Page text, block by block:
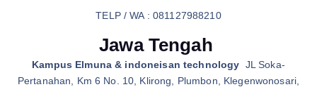
TELP / WA : 081127988210
Jawa Tengah
Kampus Elmuna & indoneisan technology JL Soka-
Pertanahan, Km 6 No. 10, Klirong, Plumbon, Klegenwonosari,